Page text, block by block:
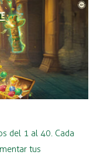
del 1 al 40. Cada
tus